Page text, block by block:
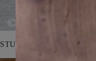
STUDIO M' 熱門長銷系列